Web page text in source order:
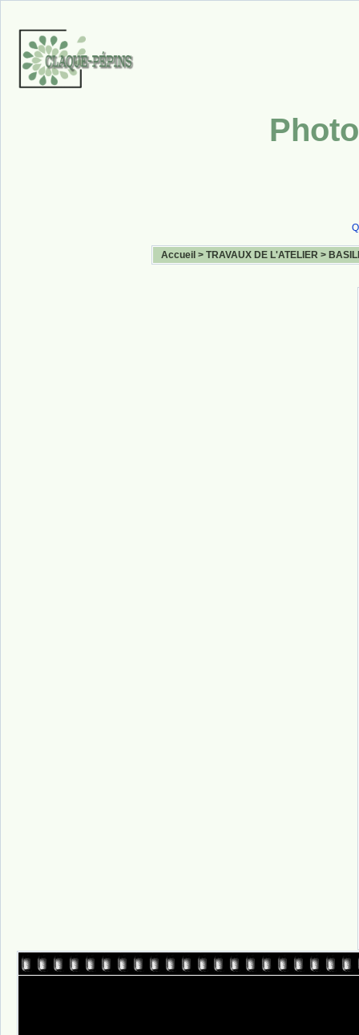
Accueil > TRAVAUX DE L'ATELIER >